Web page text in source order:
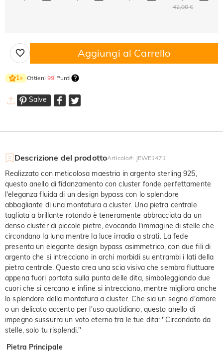
42,00 €
Aggiungi al Carrello
1× Ottieni99 Punti
Salve
Descrizione del prodottoArticolo#: JEWE1471
Realizzato con meticolosa maestria in argento sterling 925,
questo anello di fidanzamento con cluster fonde perfettamente
l'eleganza fluida di un design bypass con lo splendore
abbagliante di una montatura a cluster. Una pietra centrale
tagliata a brillante rotondo è teneramente abbracciata da un
denso cluster di piccole pietre, evocando l'immagine di stelle che
circondano la luna mentre la luce irradia a strati. La fede
presenta un elegante design bypass asimmetrico, con due fili di
argento che si intrecciano in archi morbidi su entrambi i lati della
pietra centrale. Questo crea una scia visiva che sembra fluttuare
appena fuori portata sulla punta delle dita, simboleggiando due
cuori che si cercano e infine si intrecciano, mentre migliora anche
lo splendore della montatura a cluster. Che sia un segno d'amore
o un delicato accento per l'uso quotidiano, questo anello di
impegno sussurra un voto eterno tra le tue dita: "Circondato da
stelle, solo tu risplendi."
Pietra Principale